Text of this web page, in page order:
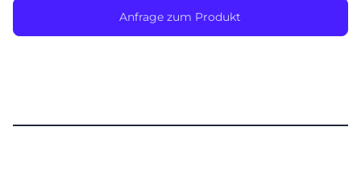
Anfrage zum Produkt